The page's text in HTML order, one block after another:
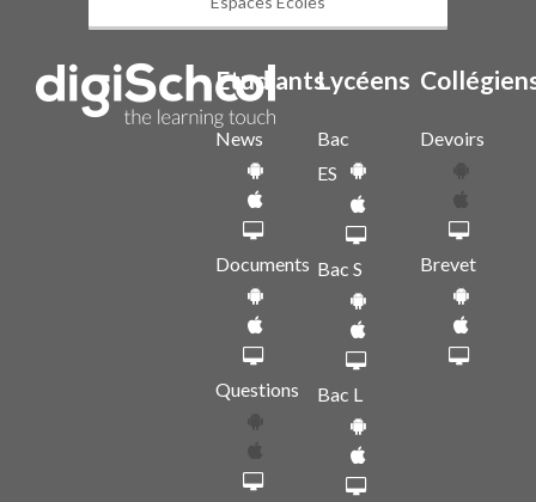
Etudiants
News
Documents
Questions
Lycéens
Bac
ES
Bac S
Bac L
Devoirs
Brevet